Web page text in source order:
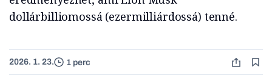
dollárbilliomossá (ezermilliárdossá) tenné.
2026. 1. 23. 1 perc